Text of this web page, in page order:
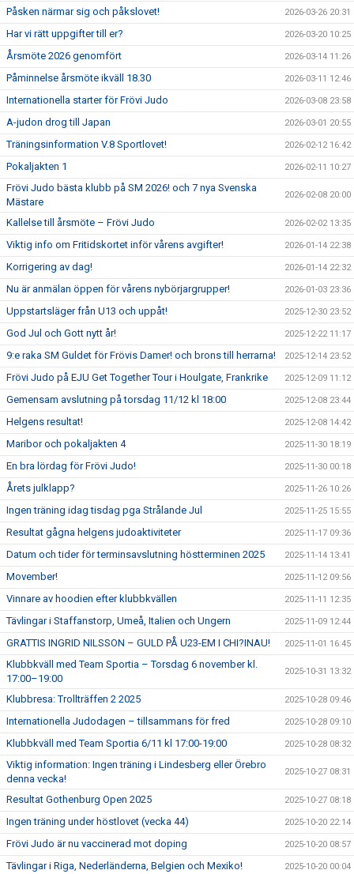
Påsken närmar sig och påkslovet! 2026-03-26 20:31
Har vi rätt uppgifter till er? 2026-03-20 10:25
Årsmöte 2026 genomfört 2026-03-14 11:26
Påminnelse årsmöte ikväll 18.30 2026-03-11 12:46
Internationella starter för Frövi Judo 2026-03-08 23:58
A-judon drog till Japan 2026-03-01 20:55
Träningsinformation V.8 Sportlovet! 2026-02-12 16:42
Pokaljakten 1 2026-02-11 10:27
Frövi Judo bästa klubb på SM 2026! och 7 nya Svenska
Mästare
2026-02-08 20:00
Kallelse till årsmöte – Frövi Judo 2026-02-02 13:35
Viktig info om Fritidskortet inför vårens avgifter! 2026-01-14 22:38
Korrigering av dag! 2026-01-14 22:32
Nu är anmälan öppen för vårens nybörjargrupper! 2026-01-03 23:36
Uppstartsläger från U13 och uppåt! 2025-12-30 23:52
God Jul och Gott nytt år! 2025-12-22 11:17
9:e raka SM Guldet för Frövis Damer! och brons till herrarna! 2025-12-14 23:52
Frövi Judo på EJU Get Together Tour i Houlgate, Frankrike 2025-12-09 11:12
Gemensam avslutning på torsdag 11/12 kl 18:00 2025-12-08 23:44
Helgens resultat! 2025-12-08 14:42
Maribor och pokaljakten 4 2025-11-30 18:19
En bra lördag för Frövi Judo! 2025-11-30 00:18
Årets julklapp? 2025-11-26 10:26
Ingen träning idag tisdag pga Strålande Jul 2025-11-25 15:55
Resultat gågna helgens judoaktiviteter 2025-11-17 09:36
Datum och tider för terminsavslutning höstterminen 2025 2025-11-14 13:41
Movember! 2025-11-12 09:56
Vinnare av hoodien efter klubbkvällen 2025-11-11 12:35
Tävlingar i Staffanstorp, Umeå, Italien och Ungern 2025-11-09 12:44
GRATTIS INGRID NILSSON – GULD PÅ U23-EM I CHI?INAU! 2025-11-01 16:45
Klubbkväll med Team Sportia – Torsdag 6 november kl.
17:00–19:00
2025-10-31 13:32
Klubbresa: Trollträffen 2 2025 2025-10-28 09:46
Internationella Judodagen – tillsammans för fred 2025-10-28 09:10
Klubbkväll med Team Sportia 6/11 kl 17:00-19:00 2025-10-28 08:32
Viktig information: Ingen träning i Lindesberg eller Örebro
denna vecka!
2025-10-27 08:31
Resultat Gothenburg Open 2025 2025-10-27 08:18
Ingen träning under höstlovet (vecka 44) 2025-10-20 22:14
Frövi Judo är nu vaccinerad mot doping 2025-10-20 08:57
Tävlingar i Riga, Nederländerna, Belgien och Mexiko! 2025-10-20 00:04